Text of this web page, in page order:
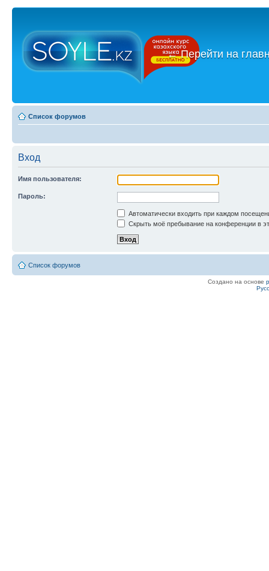
←Перейти на
Список форумов
Вход
Имя пользователя:
Пароль:
Автоматически входить при каждом
Скрыть моё пребывание на конференции в
Список форумов
Создано на основе